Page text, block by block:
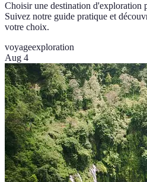
Choisir une destination d'exploration
Suivez notre guide pratique et
votre choix.
voyageexploration
Aug 4